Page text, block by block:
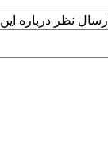
ارسال نظر درباره